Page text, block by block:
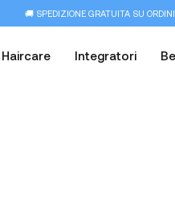
🚚 SPEDIZIONE GRATUITA SU
Haircare Integratori